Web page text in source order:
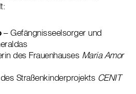
– Gefängnisseelsorger und
des Frauenhauses Maria Amor
Straßenkinderprojekts CENIT